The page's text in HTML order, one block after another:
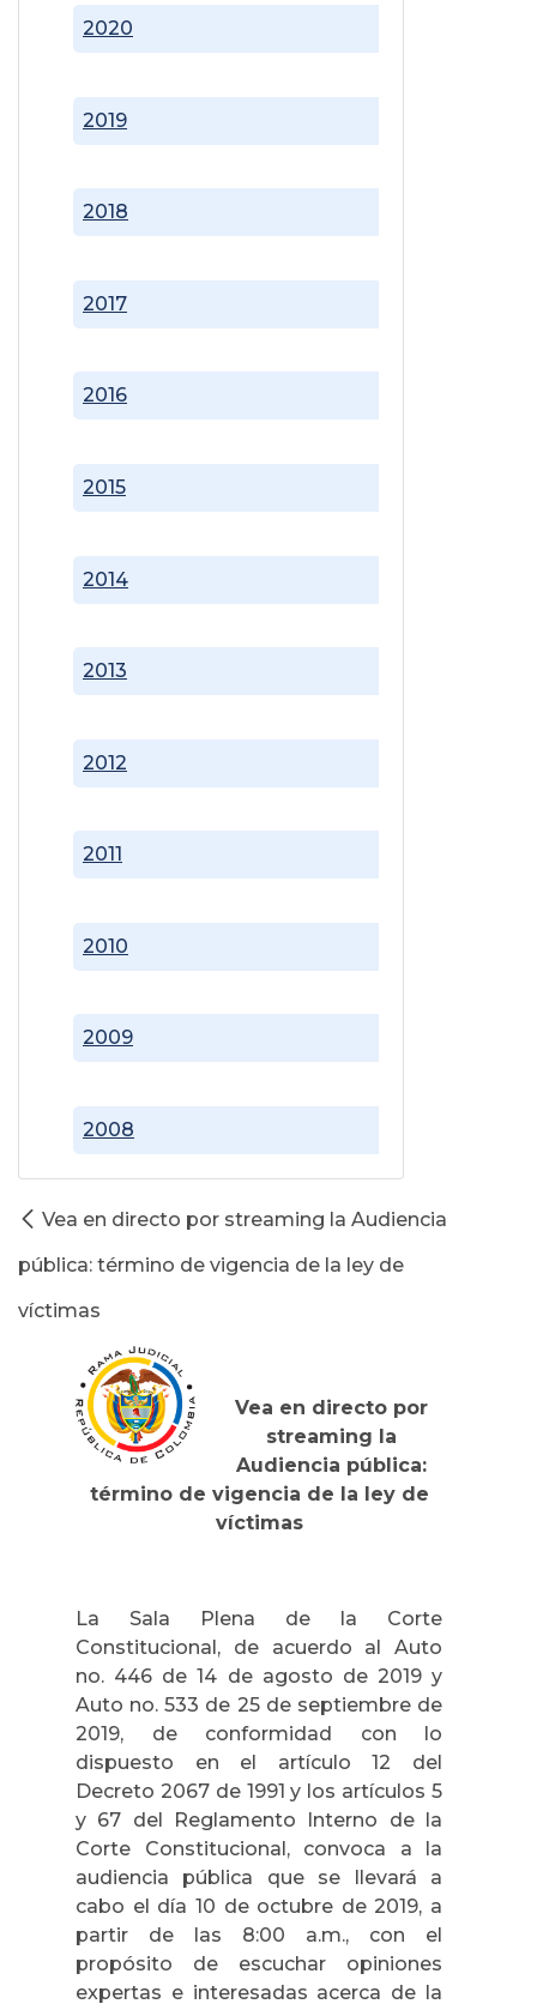
2008
2009
2010
2011
2012
2013
2014
2015
2016
2017
2018
2019
2020
Vea en directo por streaming la Audiencia
pública: término de vigencia de la ley de
víctimas
Vea en directo por
streaming la
Audiencia pública:
término de vigencia de la ley de
víctimas
La Sala Plena de la Corte
Constitucional, de acuerdo al Auto
no. 446 de 14 de agosto de 2019 y
Auto no. 533 de 25 de septiembre de
2019, de conformidad con lo
dispuesto en el artículo 12 del
Decreto 2067 de 1991 y los artículos 5
y 67 del Reglamento Interno de la
Corte Constitucional, convoca a la
audiencia pública que se llevará a
cabo el día 10 de octubre de 2019, a
partir de las 8:00 a.m., con el
propósito de escuchar opiniones
expertas e interesadas acerca de la